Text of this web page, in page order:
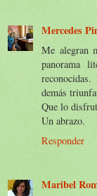
Mercedes
Me alegran
panorama
demás
Que lo
Un abrazo.
Responder
Maribel